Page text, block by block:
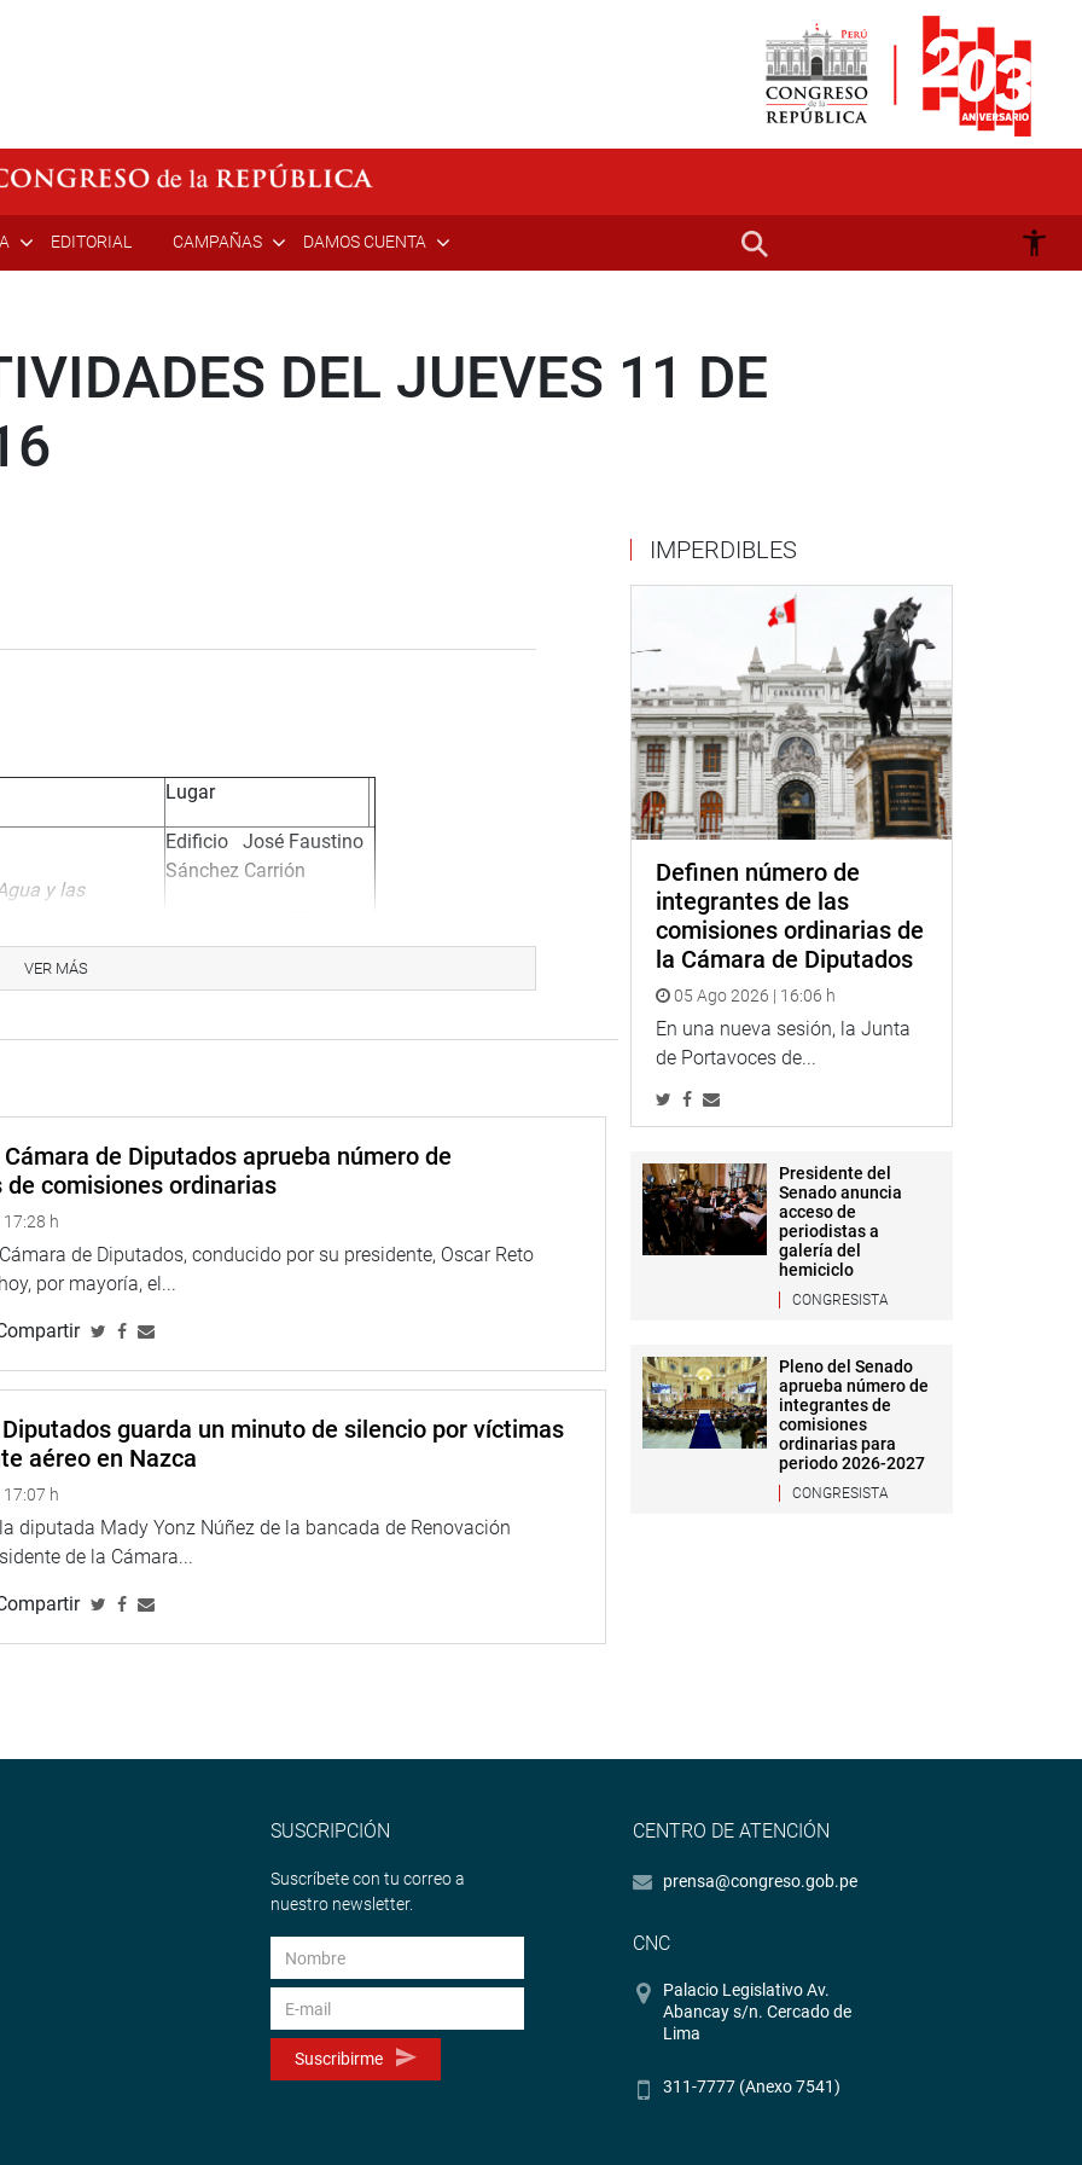
EDITORIAL CAMPAÑAS DAMOS CUENTA
DEL JUEVES 11 DE
Lugar
y las
Edificio José Faustino
Sánchez Carrión
Sánchez Carrión
en los
Edificio Juan Santos
en Organización
Parlamentarios
la Alianza del
Palacio Legislativo
Hemiciclo Raúl Porras
observación
de la Ley
TUO de la Ley del
de
y que amplía
Especial
Edificio Víctor Raúl
Haya de la Torre
Sala Mariscal Domingo
Nieto y Márquez (Sala 5)
Edificio Víctor Raúl
VER MÁS
de Diputados aprueba número de
comisiones ordinarias
h
de Diputados, conducido por su presidente, Oscar Reto
por mayoría, el...
guarda un minuto de silencio por víctimas
aéreo en Nazca
h
diputada Mady Yonz Núñez de la bancada de Renovación
de la Cámara...
IMPERDIBLES
Definen número de
integrantes de las
comisiones ordinarias de
la Cámara de Diputados
05 Ago 2026 | 16:06 h
En una nueva sesión, la Junta
de Portavoces de...
Presidente del
Senado anuncia
acceso de
periodistas a
galería del
hemiciclo
CONGRESISTA
Pleno del Senado
aprueba número de
integrantes de
comisiones
ordinarias para
periodo 2026-2027
CONGRESISTA
SUSCRIPCIÓN
Suscríbete con tu correo a
nuestro newsletter.
Suscribirme
CENTRO DE ATENCIÓN
prensa@congreso.gob.pe
CNC
Palacio Legislativo Av.
Abancay s/n. Cercado de
Lima
311-7777 (Anexo 7541)